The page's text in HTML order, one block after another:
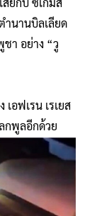
ำนานบิลเลียด
า อย่าง “วู
อฟเรน เรเยส
กพูลอีกด้วย